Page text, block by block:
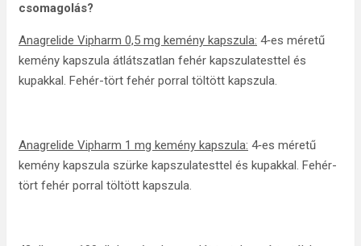
csomagolás?
Anagrelide Vipharm 0,5 mg kemény kapszula: 4‑es méretű
kemény kapszula átlátszatlan fehér kapszulatesttel és
kupakkal. Fehér-tört fehér porral töltött kapszula.
Anagrelide Vipharm 1 mg kemény kapszula: 4‑es méretű
kemény kapszula szürke kapszulatesttel és kupakkal. Fehér-
tört fehér porral töltött kapszula.